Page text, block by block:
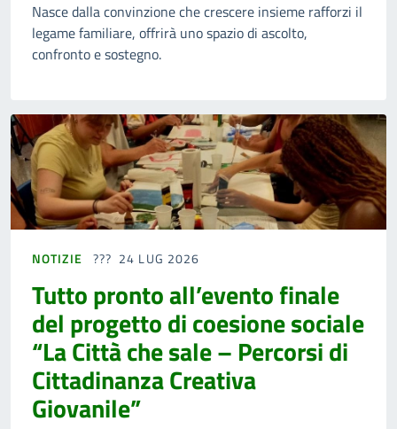
Nasce dalla convinzione che crescere insieme rafforzi il
legame familiare, offrirà uno spazio di ascolto,
confronto e sostegno.
NOTIZIE 24 LUG 2026
Tutto pronto all’evento finale
del progetto di coesione sociale
“La Città che sale – Percorsi di
Cittadinanza Creativa
Giovanile”